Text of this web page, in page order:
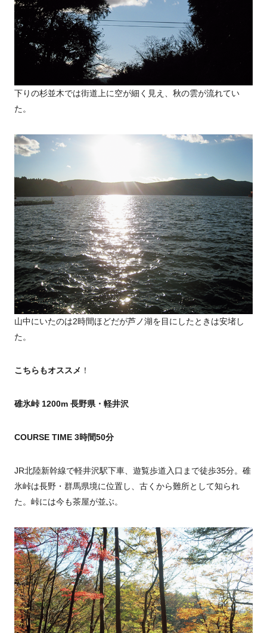
下りの杉並木では街道上に空が細く見え、秋の雲が流れてい
た。
山中にいたのは2時間ほどだが芦ノ湖を目にしたときは安堵し
た。
こちらもオススメ ！
碓氷峠 1200m 長野県・軽井沢
COURSE TIME 3時間50分
JR北陸新幹線で軽井沢駅下車、遊覧歩道入口まで徒歩35分。碓
氷峠は長野・群馬県境に位置し、古くから難所として知られ
た。峠には今も茶屋が並ぶ。